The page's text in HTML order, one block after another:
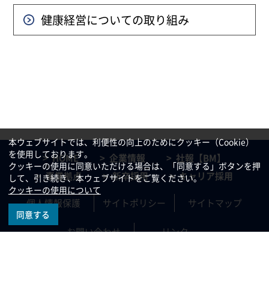
健康経営についての取り組み
HOME 企業情報
社報【BM】
事業拠点
新卒採用 キャリア採用
個人情報保護 サイトポリシー サイトマップ
お問い合わせ リンク
本ウェブサイトでは、利便性の向上のためにクッキー（Cookie）
を使用しております。
クッキーの使用に同意いただける場合は、「同意する」ボタンを押
して、引き続き、本ウェブサイトをご覧ください。
クッキーの使用について
同意する